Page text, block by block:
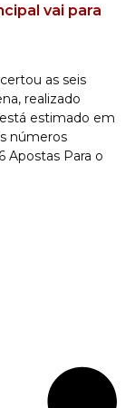
vai para
as seis
realizado
estimado em
números
Apostas Para o